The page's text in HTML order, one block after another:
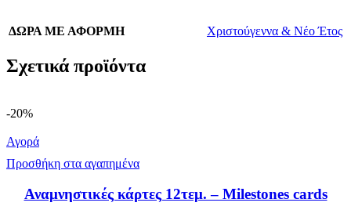
ΔΩΡΑ ΜΕ ΑΦΟΡΜΗ Χριστούγεννα & Νέο Έτος
Σχετικά προϊόντα
-20%
Αγορά
Προσθήκη στα αγαπημένα
Αναμνηστικές κάρτες 12τεμ. – Milestones cards